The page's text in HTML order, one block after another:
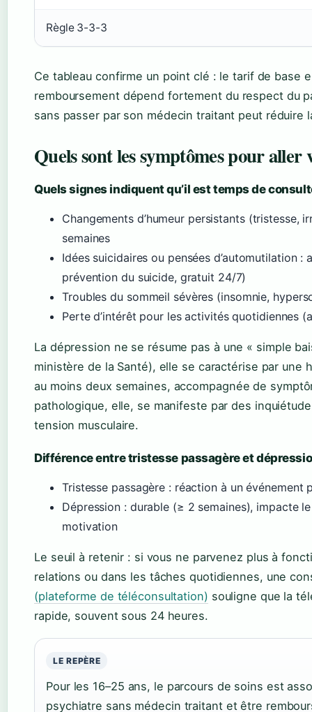
Règle 3-3-3
Ce tableau confirme un point clé : le tarif de base
remboursement dépend fortement du respect du
sans passer par son médecin traitant peut réduire
Quels sont les symptômes pour
Quels signes indiquent qu’il est temps de
Changements d’humeur persistants (tristesse,
semaines
Idées suicidaires ou pensées d’automutilation :
prévention du suicide, gratuit 24/7)
Troubles du sommeil sévères (insomnie,
Perte d’intérêt pour les activités quotidiennes
La dépression ne se résume pas à une « simple
ministère de la Santé), elle se caractérise par une
au moins deux semaines, accompagnée de
pathologique, elle, se manifeste par des
tension musculaire.
Différence entre tristesse passagère et
Tristesse passagère : réaction à un événement
Dépression : durable (≥ 2 semaines), impacte
motivation
Le seuil à retenir : si vous ne parvenez plus à
relations ou dans les tâches quotidiennes, une
(plateforme de téléconsultation) souligne que la
rapide, souvent sous 24 heures.
LE REPÈRE
Pour les 16–25 ans, le parcours de soins est
psychiatre sans médecin traitant et être